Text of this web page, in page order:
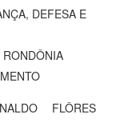
DEFESA E
FLÔRES